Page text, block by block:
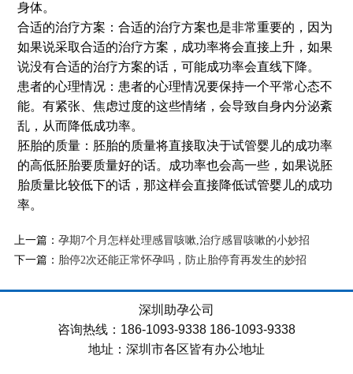
身体。
合适的治疗方案：合适的治疗方案也是非常重要的，因为
如果说采取合适的治疗方案，成功率将会直接上升，如果
说没有合适的治疗方案的话，可能成功率会直线下降。
患者的心理情况：患者的心理情况要保持一个平常心态不
能。有紧张、焦虑过度的这些情绪，会导致自身内分泌紊
乱，从而降低成功率。
胚胎的质量：胚胎的质量将直接取决于试管婴儿的成功率
的高低胚胎要质量好的话。成功率也会高一些，如果说胚
胎质量比较低下的话，那这样会直接降低试管婴儿的成功
率。
上一篇： 孕期7个月怎样处理感冒咳嗽,治疗感冒咳嗽的小妙招
下一篇： 胎停2次还能正常怀孕吗，防止胎停育再发生的妙招
深圳助孕公司
咨询热线：186-1093-9338 186-1093-9338
地址：深圳市各区皆有办公地址